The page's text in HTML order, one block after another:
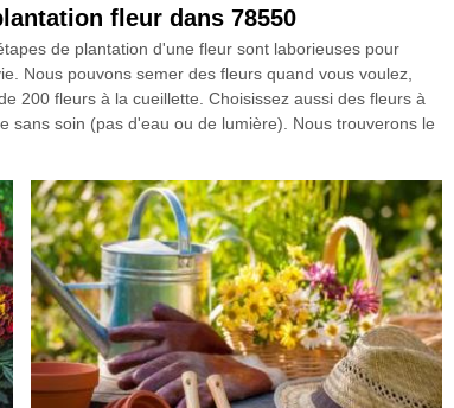
fleur dans 78550
de plantation d'une fleur sont laborieuses pour
Nous pouvons semer des fleurs quand vous voulez,
200 fleurs à la cueillette. Choisissez aussi des fleurs à
sans soin (pas d'eau ou de lumière). Nous trouverons le